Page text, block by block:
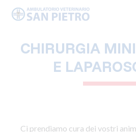
CHIRURGIA
E
Ci prendiamo cura dei vostri